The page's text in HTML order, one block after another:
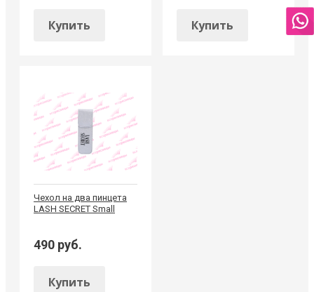
Купить Купить
Чехол на два пинцета
LASH SECRET Small
490 руб.
Купить